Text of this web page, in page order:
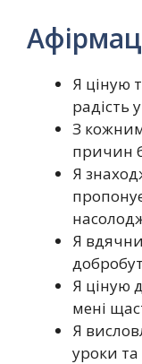
Я ціную
радість
З
причин
Я
Я
Я ціную
мені
Я
уроки